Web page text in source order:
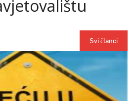
Svi članci